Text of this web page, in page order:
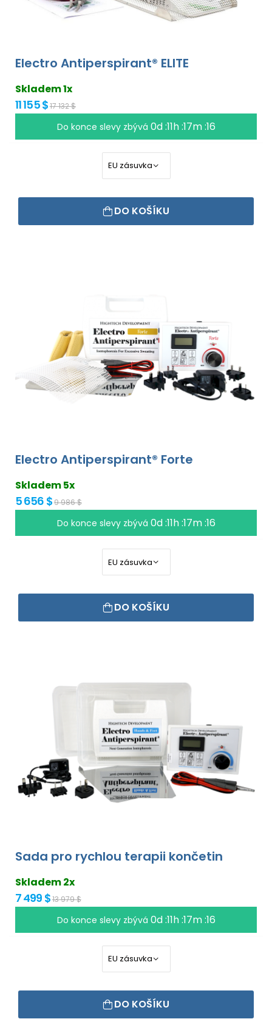
Electro Antiperspirant® ELITE
Skladem 1x
11 155 $17 132 $
Do konce slevy zbývá 0d :11h :17m :15
DO KOŠÍKU
Electro Antiperspirant® Forte
Skladem 5x
5 656 $9 986 $
Do konce slevy zbývá 0d :11h :17m :15
DO KOŠÍKU
Sada pro rychlou terapii končetin
Skladem 2x
7 499 $13 979 $
Do konce slevy zbývá 0d :11h :17m :15
DO KOŠÍKU